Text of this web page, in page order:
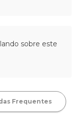
sobre este
Frequentes